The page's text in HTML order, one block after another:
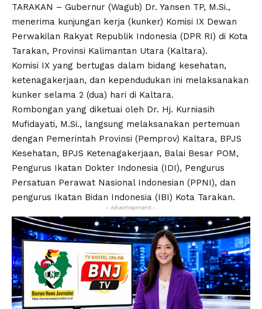
TARAKAN – Gubernur (Wagub) Dr. Yansen TP, M.Si.,
menerima kunjungan kerja (kunker) Komisi IX Dewan
Perwakilan Rakyat Republik Indonesia (DPR RI) di Kota
Tarakan, Provinsi Kalimantan Utara (Kaltara).
Komisi IX yang bertugas dalam bidang kesehatan,
ketenagakerjaan, dan kependudukan ini melaksanakan
kunker selama 2 (dua) hari di Kaltara.
Rombongan yang diketuai oleh Dr. Hj. Kurniasih
Mufidayati, M.Si., langsung melaksanakan pertemuan
dengan Pemerintah Provinsi (Pemprov) Kaltara, BPJS
Kesehatan, BPJS Ketenagakerjaan, Balai Besar POM,
Pengurus Ikatan Dokter Indonesia (IDI), Pengurus
Persatuan Perawat Nasional Indonesian (PPNI), dan
pengurus Ikatan Bidan Indonesia (IBI) Kota Tarakan.
- Advertisement -